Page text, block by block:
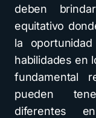
deben
equitativo
la
habilidades en
fundamental
pueden
diferentes